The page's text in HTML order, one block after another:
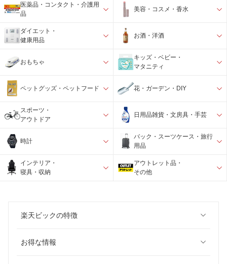
医薬品・コンタクト・介護用
品
美容・コスメ・香水
ダイエット・
健康用品
お酒・洋酒
おもちゃ
キッズ・ベビー・
マタニティ
ペットグッズ・ペットフード 花・ガーデン・DIY
スポーツ・
アウトドア
日用品雑貨・文房具・手芸
時計
バック・スーツケース・旅行
用品
インテリア・
寝具・収納
アウトレット品・
その他
楽天ビックの特徴
お得な情報